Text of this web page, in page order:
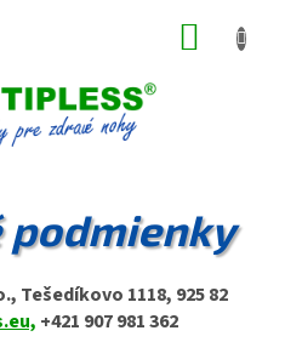
podmienky
Tešedíkovo 1118, 925 82
+421 907 981 362